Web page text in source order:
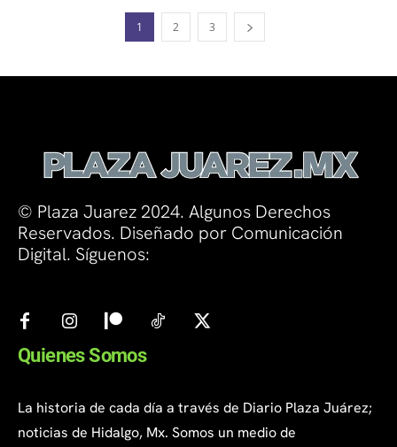
1 2 3
© Plaza Juarez 2024. Algunos Derechos
Reservados. Diseñado por Comunicación
Digital. Síguenos:
Quienes Somos
La historia de cada día a través de Diario Plaza Juárez;
noticias de Hidalgo, Mx. Somos un medio de